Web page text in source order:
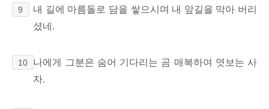
9
내 길에 마름돌로 담을 쌓으시며 내 앞길을 막아 버리
셨네.
10
나에게 그분은 숨어 기다리는 곰 매복하여 엿보는 사
자.